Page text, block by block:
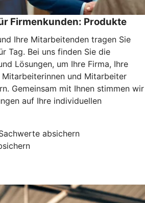
Firmenkunden: Produkte
Ihre Mitarbeitenden tragen Sie
Tag. Bei uns finden Sie die
Lösungen, um Ihre Firma, Ihre
und Mitarbeiter
Gemeinsam mit Ihnen stimmen wir
auf Ihre individuellen
absichern